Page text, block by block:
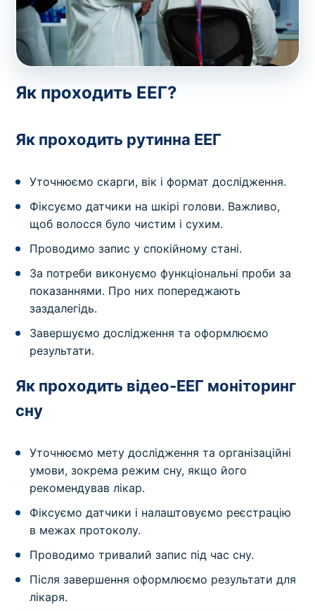
Як проходить ЕЕГ?
Як проходить рутинна ЕЕГ
Уточнюємо скарги, вік і формат дослідження.
Фіксуємо датчики на шкірі голови. Важливо,
щоб волосся було чистим і сухим.
Проводимо запис у спокійному стані.
За потреби виконуємо функціональні проби за
показаннями. Про них попереджають
заздалегідь.
Завершуємо дослідження та оформлюємо
результати.
Як проходить відео-ЕЕГ моніторинг
сну
Уточнюємо мету дослідження та організаційні
умови, зокрема режим сну, якщо його
рекомендував лікар.
Фіксуємо датчики і налаштовуємо реєстрацію
в межах протоколу.
Проводимо тривалий запис під час сну.
Після завершення оформлюємо результати для
лікаря.